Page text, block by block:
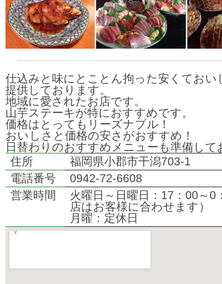
仕込みと味にとことん拘った安くておい
提供しております。
地域に愛されたお店です。
山芋ステーキが特におすすめです。
価格はとってもリーズナブル！
おいしさと価格の安さがおすすめ！
日替わりのおすすめメニューも準備して
住所
福岡県小郡市干潟703-1
電話番号
0942-72-6608
営業時間
火曜日～日曜日：17：00～0
店はお客様に合わせます）
月曜：定休日